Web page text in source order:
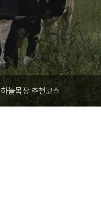
하늘목장 추천코스